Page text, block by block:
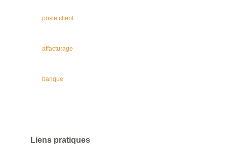
poste client
affacturage
banque
Liens pratiques